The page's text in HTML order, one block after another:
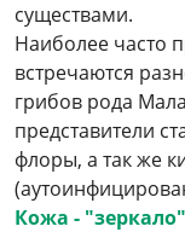
существами.
Наиболее часто
встречаются
грибов рода
представители
флоры, а так же
Кожа -